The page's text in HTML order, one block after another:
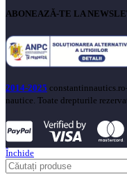
ABONEAZĂ-TE LA
2014-2025
nautice. Toate drepturile
Închide